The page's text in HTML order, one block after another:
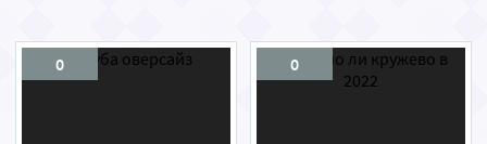
0 0